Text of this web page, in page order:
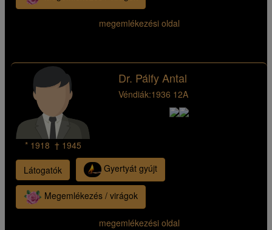
megemlékezési oldal
* 1918 † 1945
Dr. Pálfy Antal
Véndiák:1936 12A
Látogatók Gyertyát gyújt
Megemlékezés / virágok
megemlékezési oldal